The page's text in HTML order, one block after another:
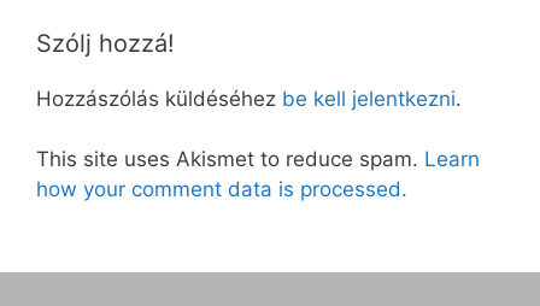
Szólj hozzá!
Hozzászólás küldéséhez be kell jelentkezni.
This site uses Akismet to reduce spam. Learn
how your comment data is processed.